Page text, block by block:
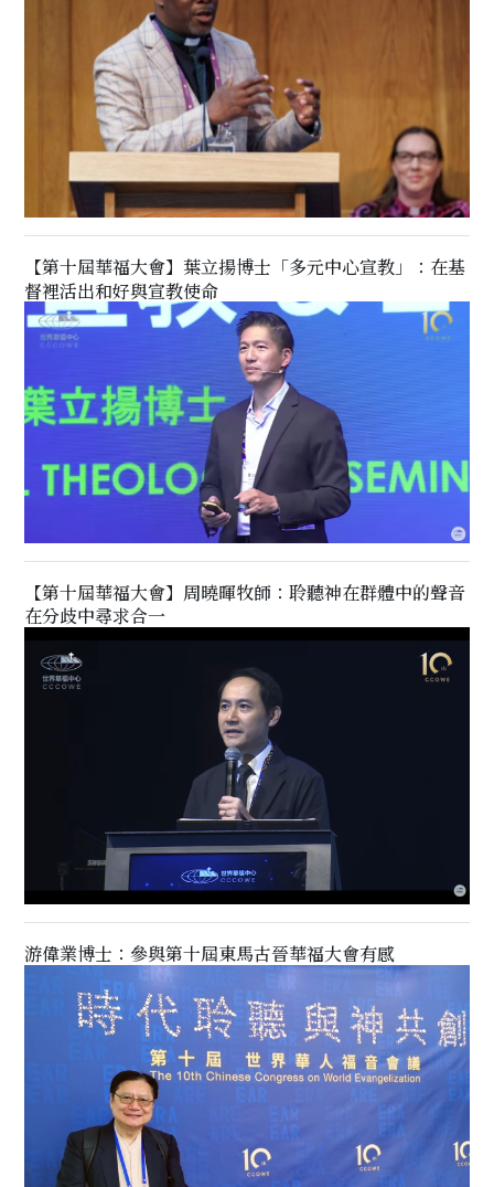
【第十屆華福大會】葉立揚博士「多元中心宣教」：在基
督裡活出和好與宣教使命
【第十屆華福大會】周曉暉牧師：聆聽神在群體中的聲音
在分歧中尋求合一
游偉業博士：參與第十屆東馬古晉華福大會有感